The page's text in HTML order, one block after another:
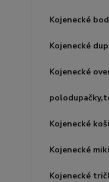
Kojenecké
Kojenecké
Kojenecké
Kojenecké
Kojenecké
Kojenecké